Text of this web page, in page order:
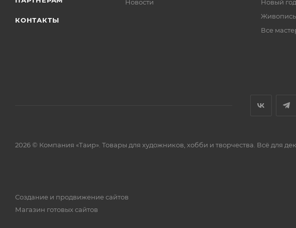
КОНТАКТЫ
Новости
Новый
Все
2026 © Компания «Таир». Товары для художников, хобби и творчества. Всё для
Создание и продвижение сайтов
Магазин готовых сайтов